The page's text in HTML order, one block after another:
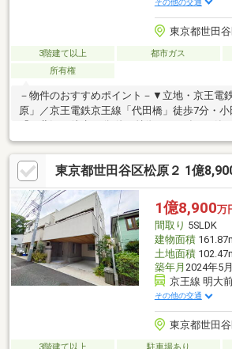
その他の交通
東京都世田谷
3階建て以上 都市ガス
所有権
－物件のおすすめポイント－▼立地・京王電
原」／京王電鉄京王線「代田橋」徒歩7分・
さ・収納を確保・LDを見渡せる対面式キッチ
に小屋裏収納を設置・1階・3階にトイレ有・
約6mの公道、車の出し入れが比較的スムーズ
区立下北沢小学校 徒歩8分(約600m)・セブン
木店 徒歩3分(約180m)■ ご希望の住まい探し
━━━━━・・・物件の詳細・ご相談はお気軽
ださい。
東京都世田谷区松原２ 1億
1億8,900万
間取り 5SLDK
建物面積
土地面積
築年月 2024年5
京王線 明大
その他の交通
東京都世田